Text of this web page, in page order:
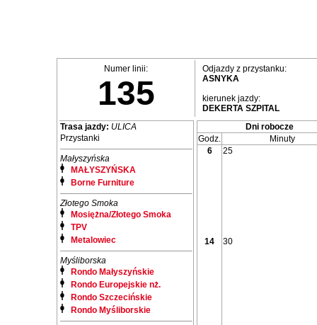
Numer linii:
135
Odjazdy z przystanku:
ASNYKA
kierunek jazdy:
DEKERTA SZPITAL
Trasa jazdy: ULICA
Przystanki
Małyszyńska
MAŁYSZYŃSKA
Borne Furniture
Złotego Smoka
Mosiężna/Złotego Smoka
TPV
Metalowiec
Myśliborska
Rondo Małyszyńskie
Rondo Europejskie nż.
Rondo Szczecińskie
Rondo Myśliborskie
Dni robocze
Godz.
Minuty
6
25
14 30